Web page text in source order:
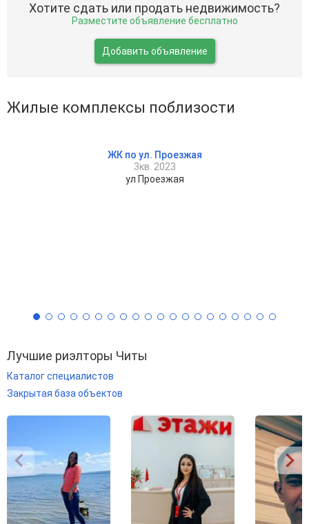
Хотите сдать или продать недвижимость?
Разместите объявление бесплатно
Добавить объявление
Жилые комплексы поблизости
ЖК по ул. Проезжая
3кв. 2023
ул Проезжая
Лучшие риэлторы Читы
Каталог специалистов
Закрытая база объектов